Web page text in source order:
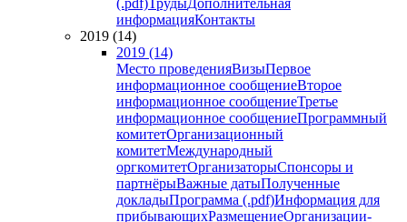
(.pdf)ТрудыДополнительная
информацияКонтакты
2019 (14)
2019 (14)
Место проведенияВизыПервое
информационное сообщениеВторое
информационное сообщениеТретье
информационное сообщениеПрограммный
комитетОрганизационный
комитетМеждународный
оргкомитетОрганизаторыСпонсоры и
партнёрыВажные датыПолученные
докладыПрограмма (.pdf)Информация для
прибывающихРазмещениеОрганизации-